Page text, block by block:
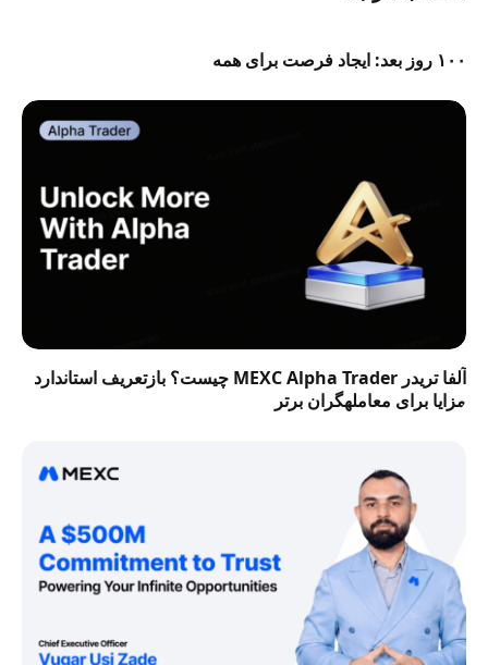
۱۰۰ روز بعد: ایجاد فرصت برای همه
آلفا تریدر MEXC Alpha Trader چیست؟ بازتعریف استاندارد
مزایا برای معاملهگران برتر